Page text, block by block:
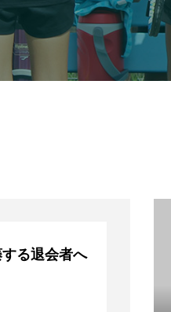
針 特定商取引法に基づく表記
する退会者へ